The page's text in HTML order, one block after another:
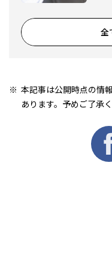
全
本記事は公開時点の情
あります。予めご了承く